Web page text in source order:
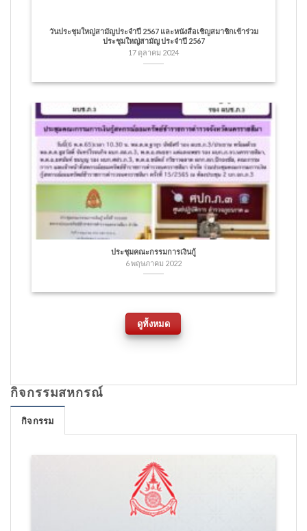
วันประชุมใหญ่สามัญประจำปี 2567 และหนังสือเชิญสมาชิกเข้าร่วม
ประชุมใหญ่สามัญ ประจำปี 2567
17 ตุลาคม 2024
ประชุมคณะกรรมการเงินกู้
6 พฤษภาคม 2022
ดูทั้งหมด
กิจกรรมสหกรณ์
กิจกรรม